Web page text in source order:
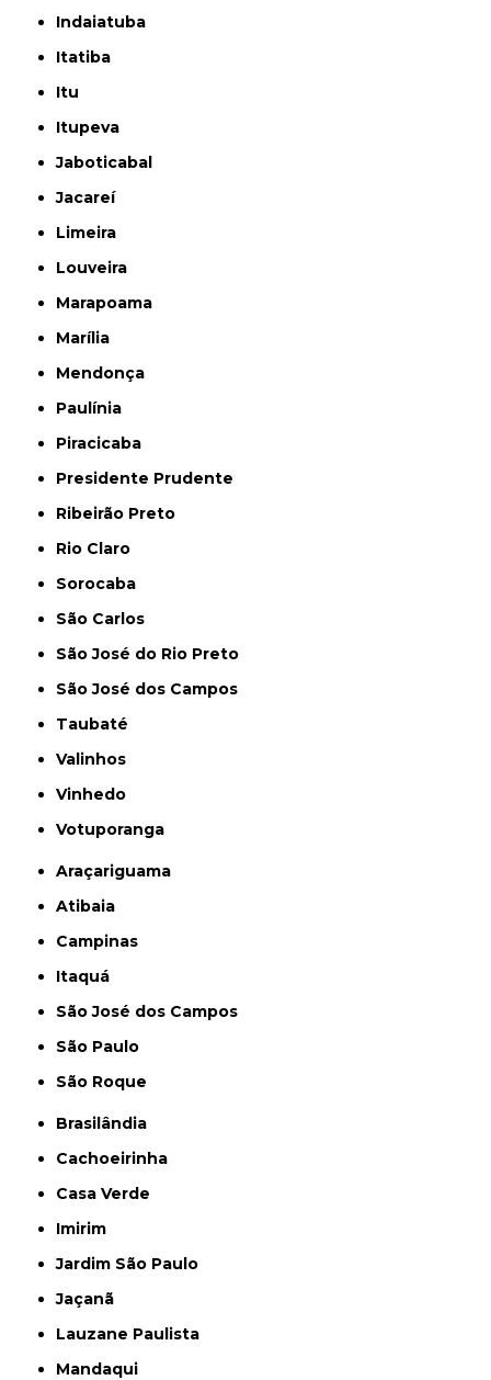
Indaiatuba
Itatiba
Itu
Itupeva
Jaboticabal
Jacareí
Limeira
Louveira
Marapoama
Marília
Mendonça
Paulínia
Piracicaba
Presidente Prudente
Ribeirão Preto
Rio Claro
Sorocaba
São Carlos
São José do Rio Preto
São José dos Campos
Taubaté
Valinhos
Vinhedo
Votuporanga
Araçariguama
Atibaia
Campinas
Itaquá
São José dos Campos
São Paulo
São Roque
Brasilândia
Cachoeirinha
Casa Verde
Imirim
Jardim São Paulo
Jaçanã
Lauzane Paulista
Mandaqui